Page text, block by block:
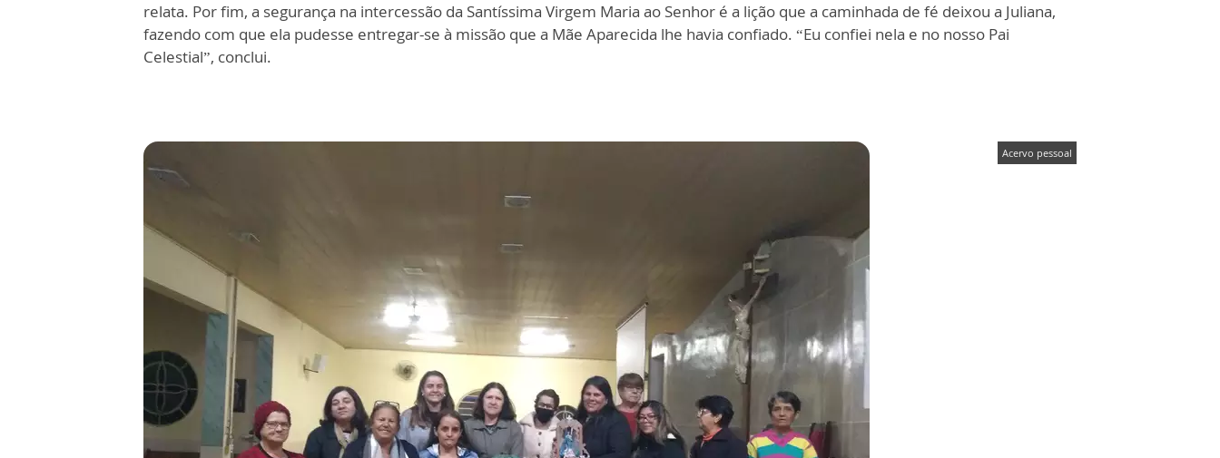
relata. Por fim, a segurança na intercessão da Santíssima Virgem Maria ao Senhor é a lição que a caminhada de fé deixou a Juliana,
fazendo com que ela pudesse entregar-se à missão que a Mãe Aparecida lhe havia confiado. “Eu confiei nela e no nosso Pai
Celestial”, conclui.
Acervo pessoal